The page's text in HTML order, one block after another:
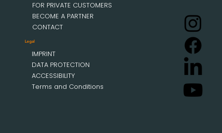
FOR PRIVATE CUSTOMERS
BECOME A PARTNER
CONTACT
Legal
IMPRINT
DATA PROTECTION
ACCESSIBILITY
Terms and Conditions